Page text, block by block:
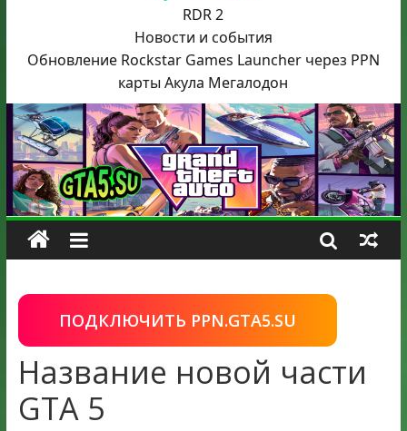
RDR 2
Новости и события
Обновление Rockstar Games Launcher через PPN
карты Акула Мегалодон
ПОДКЛЮЧИТЬ PPN.GTA5.SU
Название новой части
GTA 5